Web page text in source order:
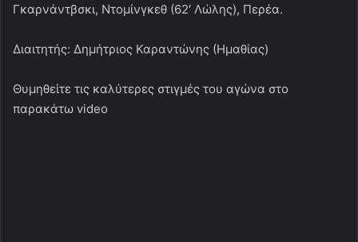
Γκαρνάντβσκι, Ντομίνγκεθ (62′ Λώλης), Περέα.
Διαιτητής: Δημήτριος Καραντώνης (Ημαθίας)
Θυμηθείτε τις καλύτερες στιγμές του αγώνα στο
παρακάτω video